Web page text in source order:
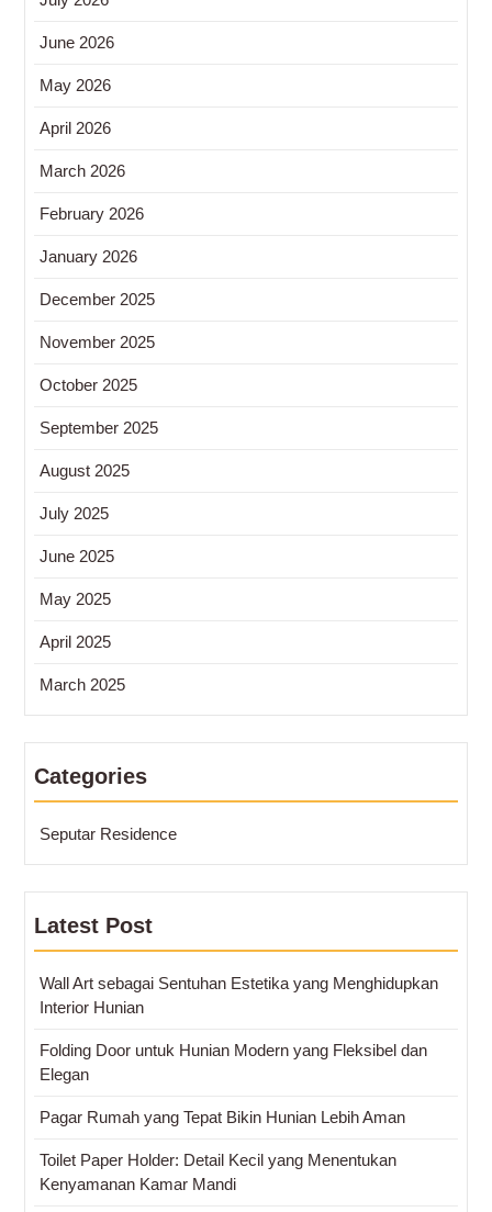
June 2026
May 2026
April 2026
March 2026
February 2026
January 2026
December 2025
November 2025
October 2025
September 2025
August 2025
July 2025
June 2025
May 2025
April 2025
March 2025
Categories
Seputar Residence
Latest Post
Wall Art sebagai Sentuhan Estetika yang Menghidupkan
Interior Hunian
Folding Door untuk Hunian Modern yang Fleksibel dan
Elegan
Pagar Rumah yang Tepat Bikin Hunian Lebih Aman
Toilet Paper Holder: Detail Kecil yang Menentukan
Kenyamanan Kamar Mandi